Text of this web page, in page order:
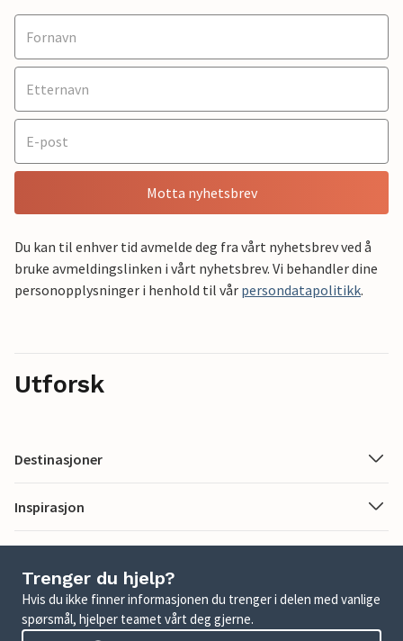
Motta nyhetsbrev
Du kan til enhver tid avmelde deg fra vårt nyhetsbrev ved å
bruke avmeldingslinken i vårt nyhetsbrev. Vi behandler dine
personopplysninger i henhold til vår persondatapolitikk.
Utforsk
Destinasjoner
Inspirasjon
Trenger du hjelp?
Hvis du ikke finner informasjonen du trenger i delen med vanlige
spørsmål, hjelper teamet vårt deg gjerne.